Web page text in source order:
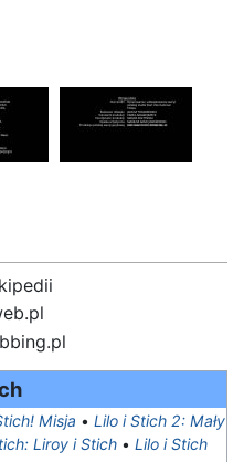
Misja • Lilo i Stich 2: Mały
Liroy i Stich • Lilo i Stich